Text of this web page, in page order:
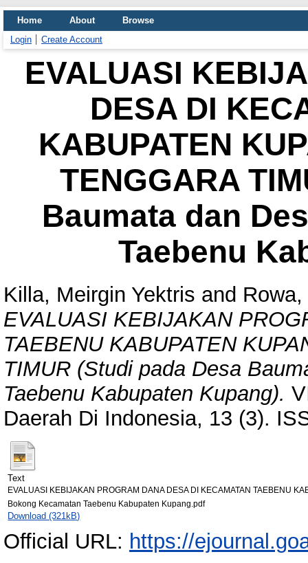
Home About
Browse
Login
Create Account
EVALUASI
DESA DI
KABUPATEN
TENGGARA
Baumata dan
Taebenu
Killa, Meirgin Yektris and
EVALUASI KEBIJAKAN
TAEBENU KABUPATEN
TIMUR (Studi pada Desa
Taebenu Kabupaten Kupang).
Daerah Di Indonesia, 13 (3).
Text
EVALUASI KEBIJAKAN PROGRAM DANA DESA DI KECAMATAN TAEBENU
Bokong Kecamatan Taebenu Kabupaten Kupang.pdf
Download (321kB)
Official URL: https://